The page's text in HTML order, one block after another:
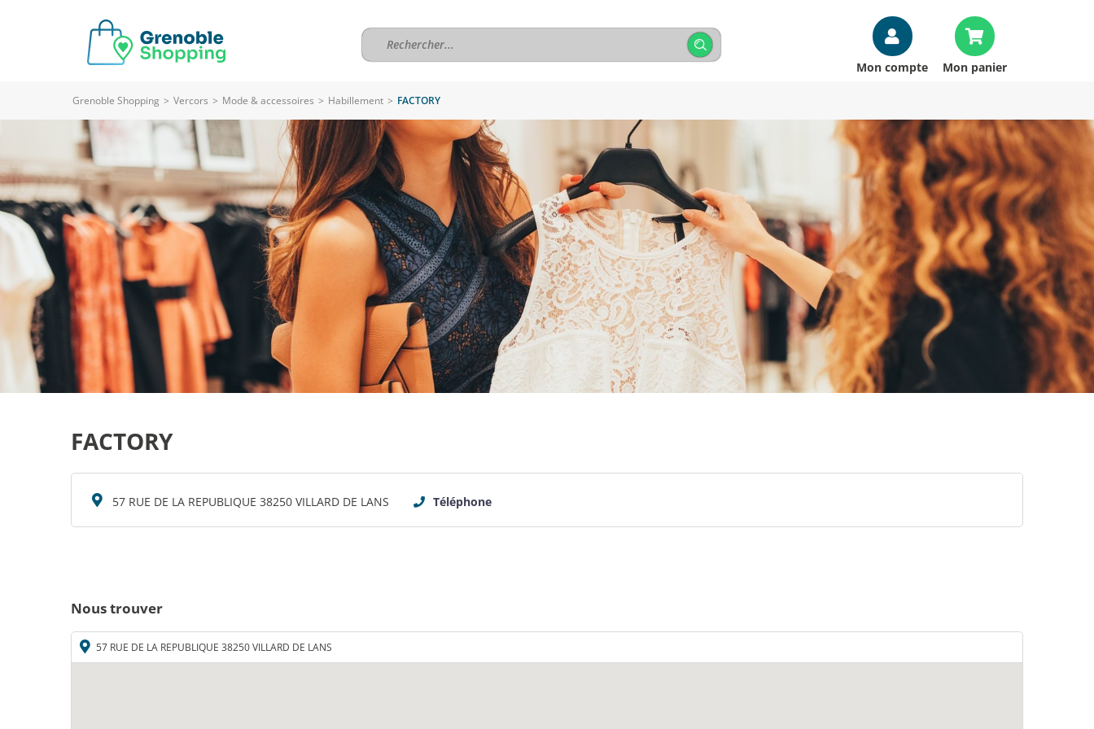
Mon compte Mon panier
Grenoble Shopping > Vercors > Mode & accessoires > Habillement > FACTORY
FACTORY
57 RUE DE LA REPUBLIQUE 38250 VILLARD DE LANS Téléphone
Nous trouver
57 RUE DE LA REPUBLIQUE 38250 VILLARD DE LANS